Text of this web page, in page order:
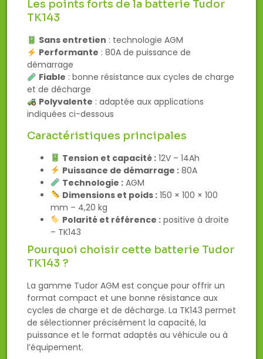
Les points forts de la batterie Tudor
TK143
Sans entretien : technologie AGM
Performante : 80A de puissance de
démarrage
Fiable : bonne résistance aux cycles de charge
et de décharge
Polyvalente : adaptée aux applications
indiquées ci-dessous
Caractéristiques principales
Tension et capacité :12V – 14Ah
Puissance de démarrage :80A
Technologie :AGM
Dimensions et poids :150 × 100 × 100
mm – 4,20 kg
Polarité et référence :positive à droite
– TK143
Pourquoi choisir cette batterie Tudor
TK143 ?
La gamme Tudor AGM est conçue pour offrir un
format compact et une bonne résistance aux
cycles de charge et de décharge. La TK143 permet
de sélectionner précisément la capacité, la
puissance et le format adaptés au véhicule ou à
l’équipement.